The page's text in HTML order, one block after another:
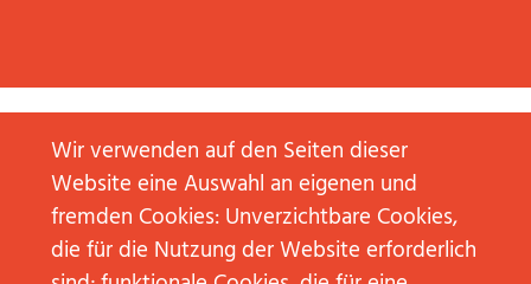
02. Mai
2014
Wir verwenden auf den Seiten dieser
Website eine Auswahl an eigenen und
fremden Cookies: Unverzichtbare Cookies,
die für die Nutzung der Website erforderlich